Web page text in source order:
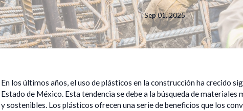
Sep 01, 2025
En los últimos años, el uso de plásticos en la construcción ha crecido
Estado de México. Esta tendencia se debe a la búsqueda de materiales
y sostenibles. Los plásticos ofrecen una serie de beneficios que los